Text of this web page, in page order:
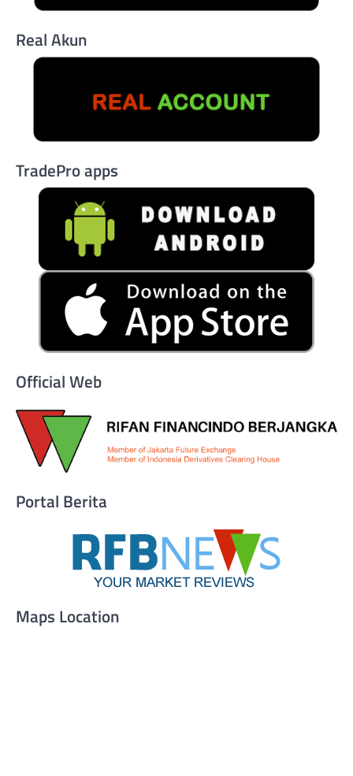
Real Akun
TradePro apps
Official Web
Portal Berita
Maps Location